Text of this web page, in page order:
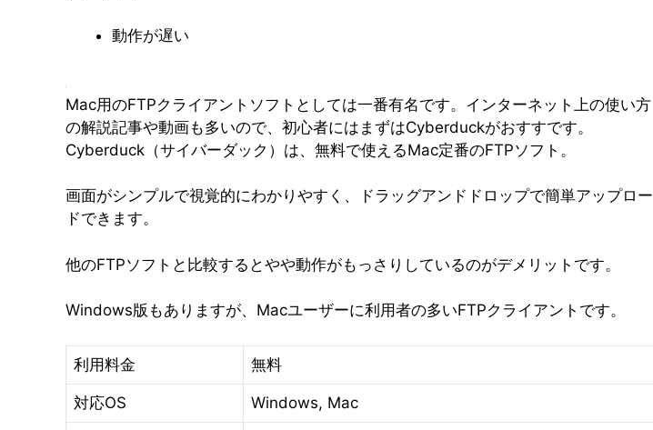
動作が遅い
Mac用のFTPクライアントソフトとしては一番有名です。インターネット上の使い方
の解説記事や動画も多いので、初心者にはまずはCyberduckがおすすです。
Cyberduck（サイバーダック）は、無料で使えるMac定番のFTPソフト。
画面がシンプルで視覚的にわかりやすく、ドラッグアンドドロップで簡単アップロー
ドできます。
他のFTPソフトと比較するとやや動作がもっさりしているのがデメリットです。
Windows版もありますが、Macユーザーに利用者の多いFTPクライアントです。
利用料金 無料
対応OS Windows, Mac